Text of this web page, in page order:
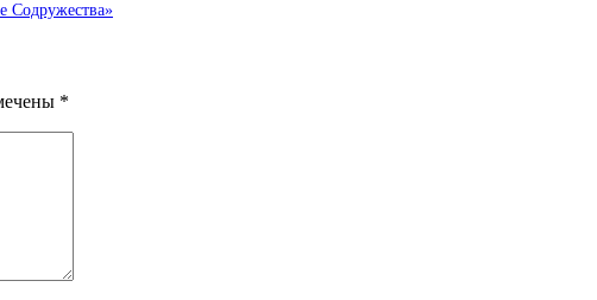
Содружества»
*